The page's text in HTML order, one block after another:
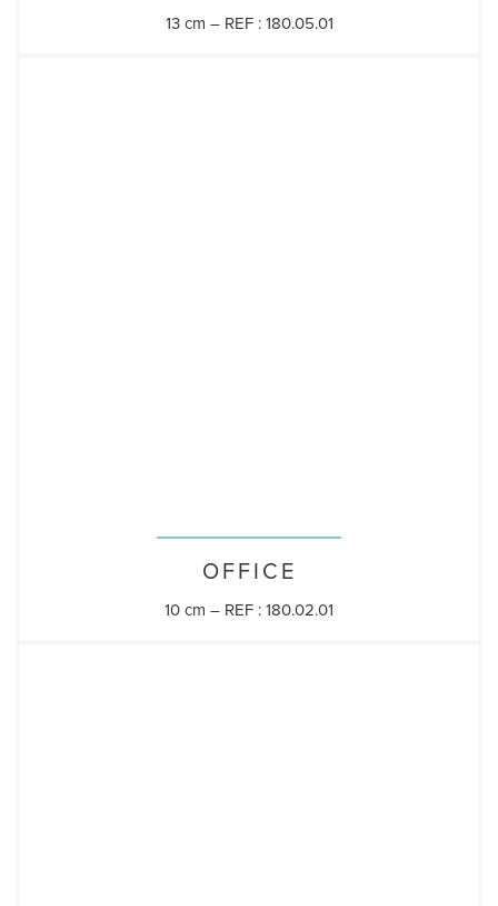
13 cm – REF : 180.05.01
OFFICE
10 cm – REF : 180.02.01